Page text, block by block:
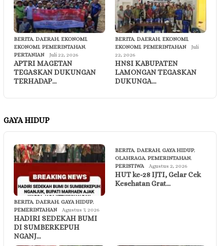
BERITA, DAERAH, EKONOMI,
EKONOMI, PEMERINTAHAN,
PERTANIAN
Juli 22, 2026
APTRI MAGETAN
TEGASKAN DUKUNGAN
TERHADAP…
BERITA, DAERAH, EKONOMI,
EKONOMI, PEMERINTAHAN
Juli
22, 2026
HNSI KABUPATEN
LAMONGAN TEGASKAN
DUKUNGA…
GAYA HIDUP
BERITA, DAERAH, GAYA HIDUP,
PEMERINTAHAN
Agustus 7, 2026
HADIRI SEDEKAH BUMI
DI SUMBERKEPUH
NGANJ…
BERITA, DAERAH, GAYA HIDUP,
OLAHRAGA, PEMERINTAHAN,
PERISTIWA
Agustus 2, 2026
HUT ke-28 IJTI, Gelar Cek
Kesehatan Grat…